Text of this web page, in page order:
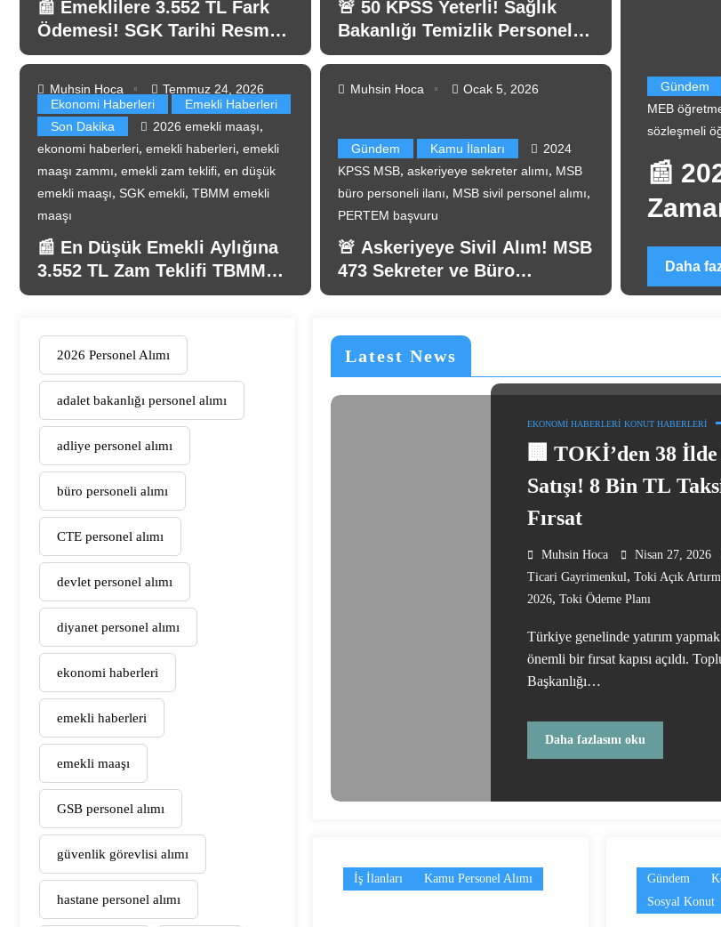
📰 Emeklilere 3.552 TL Fark
Ödemesi! SGK Tarihi Resmen
Açıkladı
Ekonomi Haberleri
Emekli Haberleri
Son Dakika
2026 emekli maaşı,
ekonomi haberleri, emekli haberleri, emekli
maaşı zammı, emekli zam teklifi, en düşük
emekli maaşı, SGK emekli, TBMM emekli
maaşı
📰 En Düşük Emekli Aylığına
3.552 TL Zam Teklifi TBMM
Genel Kurulu’nda
Muhsin Hoca Temmuz 24, 2026
🚨 50 KPSS Yeterli! Sağlık
Bakanlığı Temizlik Personeli
Alımı Başladı
Gündem Kamu İlanları
2024
KPSS MSB, askeriyeye sekreter alımı, MSB
büro personeli ilanı, MSB sivil personel alımı,
PERTEM başvuru
🚨 Askeriyeye Sivil Alım! MSB
473 Sekreter ve Büro
Personeli Alacak
Muhsin Hoca
Ocak 5, 2026
Haklar
gazi maaşı Milli Savunma Komisyonu
,tbmm kanun teklifi,vazife malulü,yeni yasa teklifi
Yeni Haklar Getiren
Komisyondan Geçti! İşte
Detayları
Gündem Kamu Personel Alımı
Milli Eğitim Bakanlığı,
📰 2026 AGS ile
Zaman Yapılacak?
Sayısı Açıklandı
Daha fazlasını oku
2026 Personel Alımı
adalet bakanlığı personel alımı
adliye personel alımı
büro personeli alımı
CTE personel alımı
devlet personel alımı
diyanet personel alımı
ekonomi haberleri
emekli haberleri
emekli maaşı
GSB personel alımı
güvenlik görevlisi alımı
hastane personel alımı
Latest News
EKONOMI HABERLERI KONUT HABERLERI
🏢 TOKİ’den 38
Satışı! 8 Bin TL
Fırsat
Muhsin Hoca Nisan 27, 2026
Ticari Gayrimenkul , Toki Açık
2026, Toki Ödeme Planı
Türkiye genelinde yatırım
önemli bir fırsat kapısı açıldı.
Başkanlığı…
Daha fazlasını oku
İş İlanları Kamu Personel Alımı Gündem
Sosyal Konut